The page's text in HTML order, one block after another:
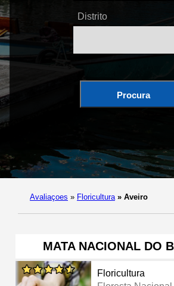
Distrito
Procura
Avaliaçoes » Floricultura » Aveiro
MATA NACIONAL DO
Floricultura